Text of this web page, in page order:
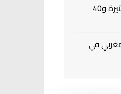
سقوط (الإمبراطور) بعد مطاردة متيرة و40
في